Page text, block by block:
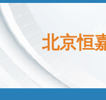
北京恒